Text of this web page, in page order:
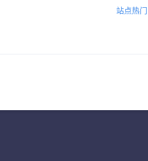
站点热门